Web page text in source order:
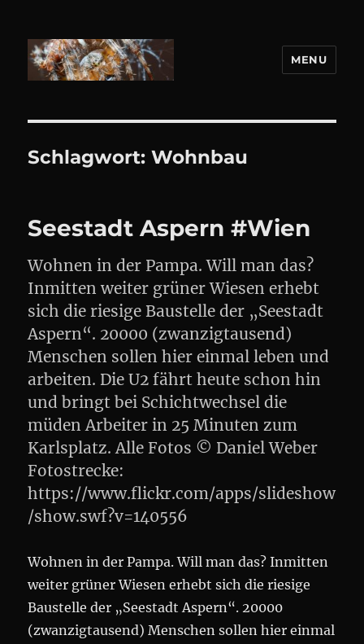
MENU
Schlagwort:Wohnbau
Seestadt Aspern #Wien
Wohnen in der Pampa. Will man das?
Inmitten weiter grüner Wiesen erhebt
sich die riesige Baustelle der „Seestadt
Aspern“. 20000 (zwanzigtausend)
Menschen sollen hier einmal leben und
arbeiten. Die U2 fährt heute schon hin
und bringt bei Schichtwechsel die
müden Arbeiter in 25 Minuten zum
Karlsplatz. Alle Fotos © Daniel Weber
Fotostrecke:
https://www.flickr.com/apps/slideshow
/show.swf?v=140556
Wohnen in der Pampa. Will man das? Inmitten
weiter grüner Wiesen erhebt sich die riesige
Baustelle der „Seestadt Aspern“. 20000
(zwanzigtausend) Menschen sollen hier einmal